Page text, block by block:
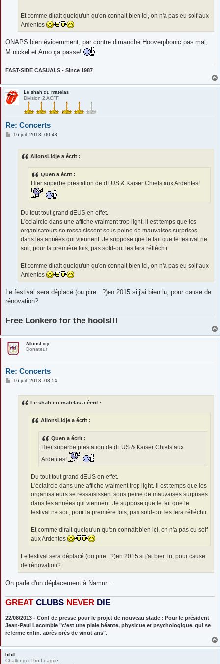
Et comme dirait quelqu'un qu'on connait bien ici, on n'a pas eu soif aux
Ardentes
ONAPS bien évidemment, par contre dimanche Hooverphonic pas mal,
M nickel et Arno ça passe!
FAST-SIDE CASUALS - Since 1987
Le shah du matelas
Division 2 ACFF
Re: Concerts
M16 juil. 2013, 00:43
AllonsLidje a écrit :
Quen a écrit :
Hier superbe prestation de dEUS & Kaiser Chiefs aux Ardentes!
Du tout tout grand dEUS en effet.
L'éclaircie dans une affiche vraiment trop light. il est temps que les
organisateurs se ressaisissent sous peine de mauvaises surprises
dans les années qui viennent. Je suppose que le fait que le festival ne
soit, pour la première fois, pas sold-out les fera réfléchir.
Et comme dirait quelqu'un qu'on connait bien ici, on n'a pas eu soif aux
Ardentes
Le festival sera déplacé (ou pire...?)en 2015 si j'ai bien lu, pour cause de
rénovation?
Free Lonkero for the hools!!!
AllonsLidje
Donateur
Re: Concerts
M16 juil. 2013, 08:54
Le shah du matelas a écrit :
AllonsLidje a écrit :
Quen a écrit :
Hier superbe prestation de dEUS & Kaiser Chiefs aux
Ardentes!
Du tout tout grand dEUS en effet.
L'éclaircie dans une affiche vraiment trop light. il est temps que les
organisateurs se ressaisissent sous peine de mauvaises surprises
dans les années qui viennent. Je suppose que le fait que le
festival ne soit, pour la première fois, pas sold-out les fera réfléchir.
Et comme dirait quelqu'un qu'on connait bien ici, on n'a pas eu soif
aux Ardentes
Le festival sera déplacé (ou pire...?)en 2015 si j'ai bien lu, pour cause
de rénovation?
On parle d'un déplacement à Namur....
GREAT CLUBS NEVER DIE
22/08/2013 - Conf de presse pour le projet de nouveau stade : Pour le président
Jean-Paul Lacomble "c'est une plaie béante, physique et psychologique, qui se
referme enfin, après près de vingt ans".
bibill
Challenger Pro League